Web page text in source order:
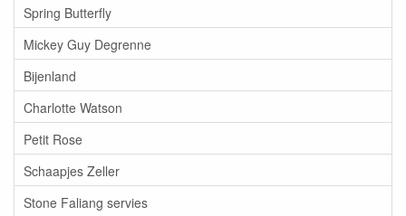
Spring Butterfly
Mickey Guy Degrenne
Bijenland
Charlotte Watson
Petit Rose
Schaapjes Zeller
Stone Faliang servies